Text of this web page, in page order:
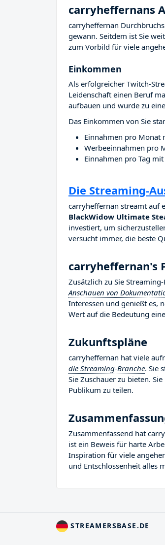
carryheffernans
carryheffernan
gewann. Seitdem ist Sie
zum Vorbild für viele
Einkommen
Als erfolgreicher Twitch-
Leidenschaft einen Beruf
aufbauen und wurde zu
Das Einkommen von Sie
Einnahmen pro Monat
Werbeeinnahmen pro
Einnahmen pro Tag
Die Streaming-
carryheffernan streamt auf
BlackWidow Ultimate
investiert, um
versucht immer, die beste
carryheffernan's
Zusätzlich zu Sie
Anschauen von
Interessen und genießt es,
Wert auf die Bedeutung
Zukunftspläne
carryheffernan hat viele
die Streaming-Branche. Sie
Sie Zuschauer zu bieten.
Publikum zu teilen.
Zusammenfassend hat
ist ein Beweis für harte
Inspiration für viele
und Entschlossenheit alles
STREAMERSBASE.DE